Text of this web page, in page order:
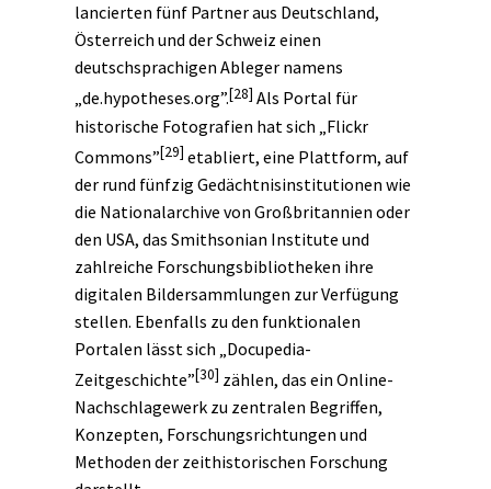
lancierten fünf Partner aus Deutschland,
Österreich und der Schweiz einen
deutschsprachigen Ableger namens
„de.hypotheses.org”.[28] Als Portal für
historische Fotografien hat sich „Flickr
Commons”[29] etabliert, eine Plattform, auf
der rund fünfzig Gedächtnisinstitutionen wie
die Nationalarchive von Großbritannien oder
den USA, das Smithsonian Institute und
zahlreiche Forschungsbibliotheken ihre
digitalen Bildersammlungen zur Verfügung
stellen. Ebenfalls zu den funktionalen
Portalen lässt sich „Docupedia-
Zeitgeschichte”[30] zählen, das ein Online-
Nachschlagewerk zu zentralen Begriffen,
Konzepten, Forschungsrichtungen und
Methoden der zeithistorischen Forschung